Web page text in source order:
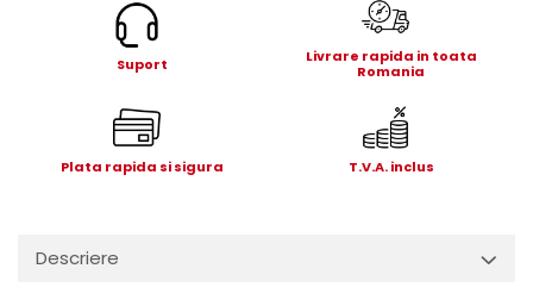
Bolturi, role si bucse
Cilindri si burdufe
Electrice
Suport
Livrare rapida in toata
Romania
Plata rapida si sigura T.V.A. inclus
Descriere